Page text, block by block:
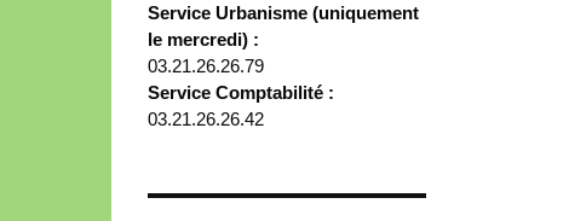
Service Urbanisme (uniquement
le mercredi) :
03.21.26.26.79
Service Comptabilité :
03.21.26.26.42